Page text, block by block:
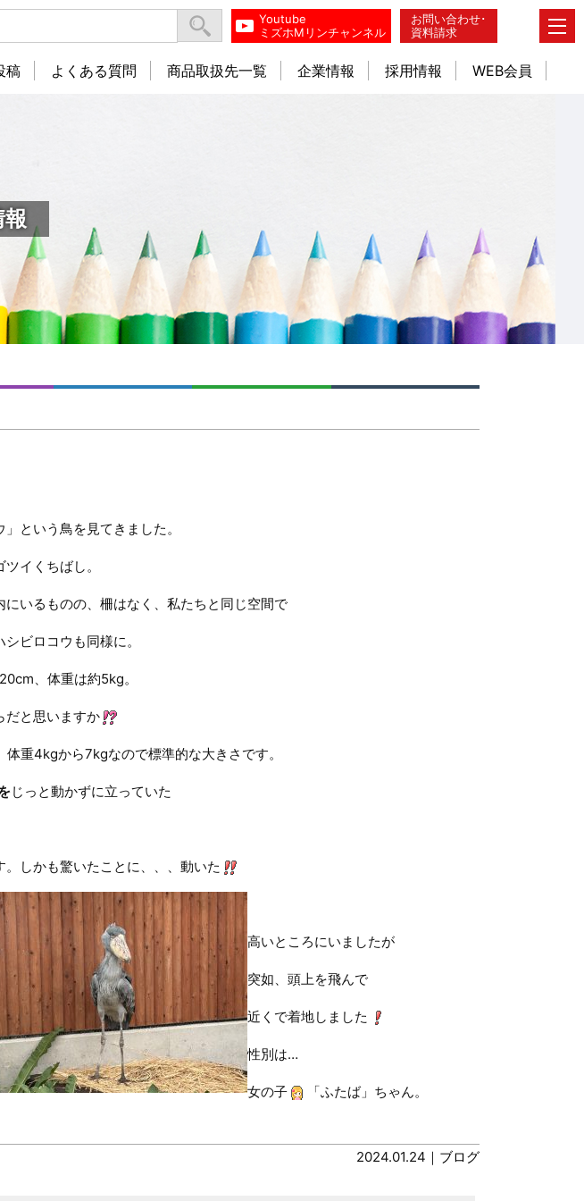
お問い合わせ･
資料請求
Youtube
ミズホMリンチャンネル
稿 よくある質問 商品取扱先一覧 企業情報 採用情報 WEB会員
報
という鳥を見てきました。
イくちばし。
いるものの、柵はなく、私たちと同じ空間で
ビロコウも同様に。
、体重は約5kg。
だと思いますか
重4kgから7kgなので標準的な大きさです。
じっと動かずに立っていた
しかも驚いたことに、、、動いた
高いところにいましたが
突如、頭上を飛んで
近くで着地しました
性別は…
女の子 「ふたば」ちゃん。
2024.01.24｜ ブログ